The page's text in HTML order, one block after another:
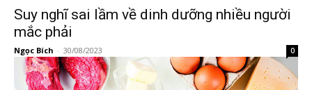
Suy nghĩ sai lầm về dinh dưỡng nhiều người
mắc phải
Ngọc Bích - 30/08/2023 0